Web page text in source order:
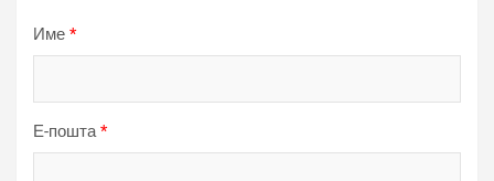
Име *
Е-пошта*